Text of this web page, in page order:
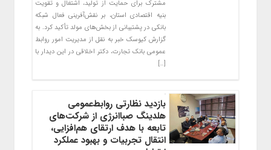
مشترک برای حمایت از تولید، اشتغال و تقویت
بنیه اقتصادی استان، بر نقش‌آفرینی فعال شبکه
بانکی در پشتیبانی از بخش‌های مولد تأکید کرد. به
گزارش کیوسک خبر به نقل از مدیریت امور روابط
عمومی بانک تجارت، دکتر اخلاقی در این دیدار با
[…]
بازدید نظارتی روابط‌عمومی
هلدینگ صباانرژی از شرکت‌های
تابعه با هدف ارتقای هم‌افزایی،
انتقال تجربیات و بهبود عملکرد